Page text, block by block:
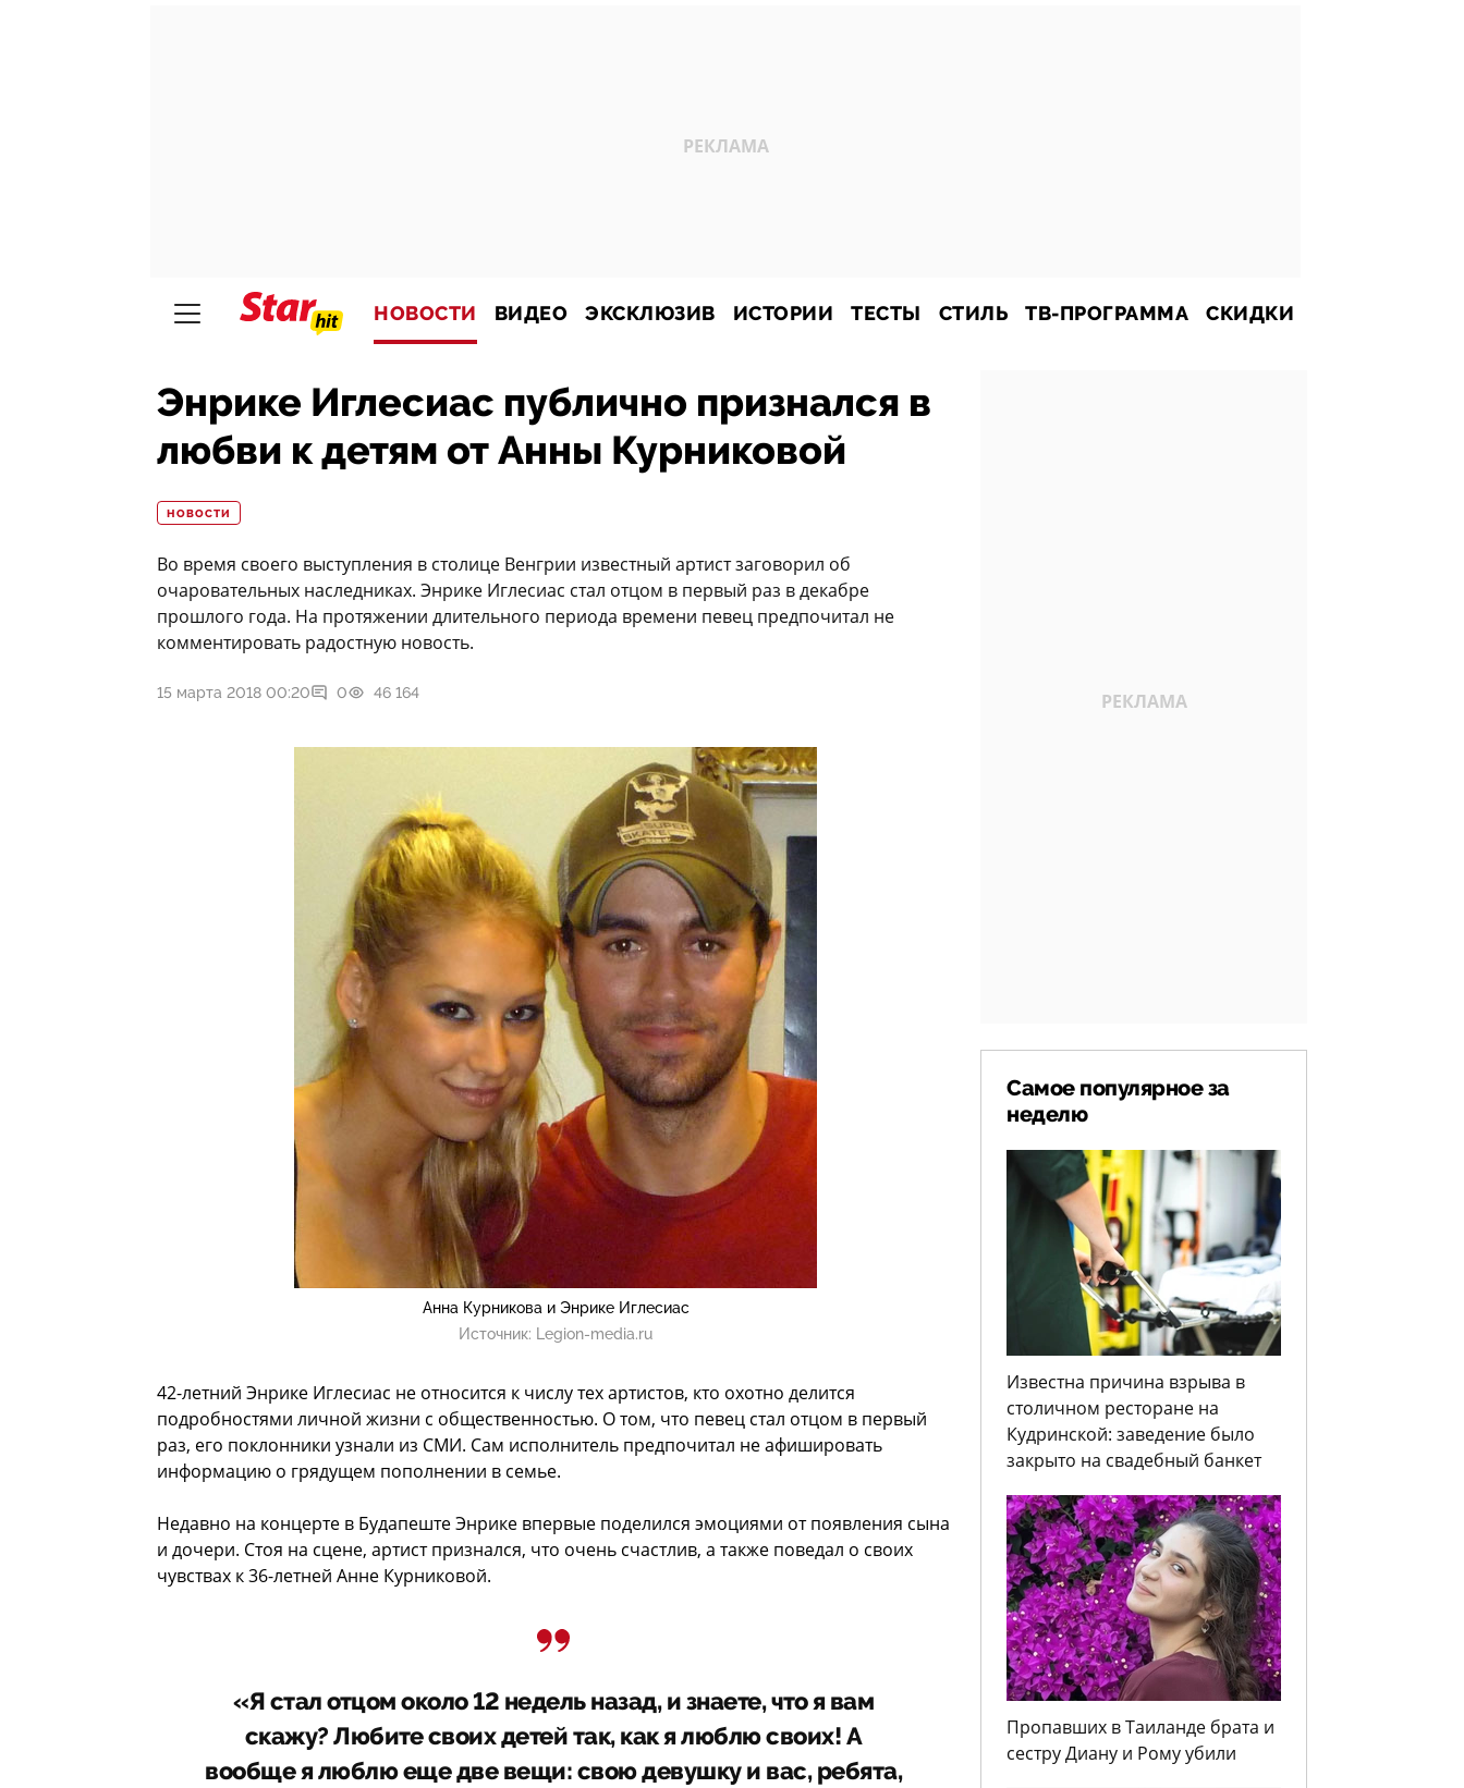
НОВОСТИ ВИДЕО ЭКСКЛЮЗИВ ИСТОРИИ ТЕСТЫ СТИЛЬ ТВ-ПРОГРАММА СКИДКИ
Энрике Иглесиас публично признался в
любви к детям от Анны Курниковой
НОВОСТИ
Во время своего выступления в столице Венгрии известный артист заговорил об
очаровательных наследниках. Энрике Иглесиас стал отцом в первый раз в декабре
прошлого года. На протяжении длительного периода времени певец предпочитал не
комментировать радостную новость.
15 марта 2018 00:20 0 46 164
Анна Курникова и Энрике Иглесиас
Источник:
Legion-media.ru
42-летний Энрике Иглесиас не относится к числу тех артистов, кто охотно делится
подробностями личной жизни с общественностью. О том, что певец стал отцом в первый
раз, его поклонники узнали из СМИ. Сам исполнитель предпочитал не афишировать
информацию о грядущем пополнении в семье.
Недавно на концерте в Будапеште Энрике впервые поделился эмоциями от появления сына
и дочери. Стоя на сцене, артист признался, что очень счастлив, а также поведал о своих
чувствах к 36-летней Анне Курниковой.
«Я стал отцом около 12 недель назад, и знаете, что я вам
скажу? Любите своих детей так, как я люблю своих! А
вообще я люблю еще две вещи: свою девушку и вас, ребята,
Самое популярное за
неделю
Известна причина взрыва в
столичном ресторане на
Кудринской: заведение было
закрыто на свадебный банкет
Пропавших в Таиланде брата и
сестру Диану и Рому убили